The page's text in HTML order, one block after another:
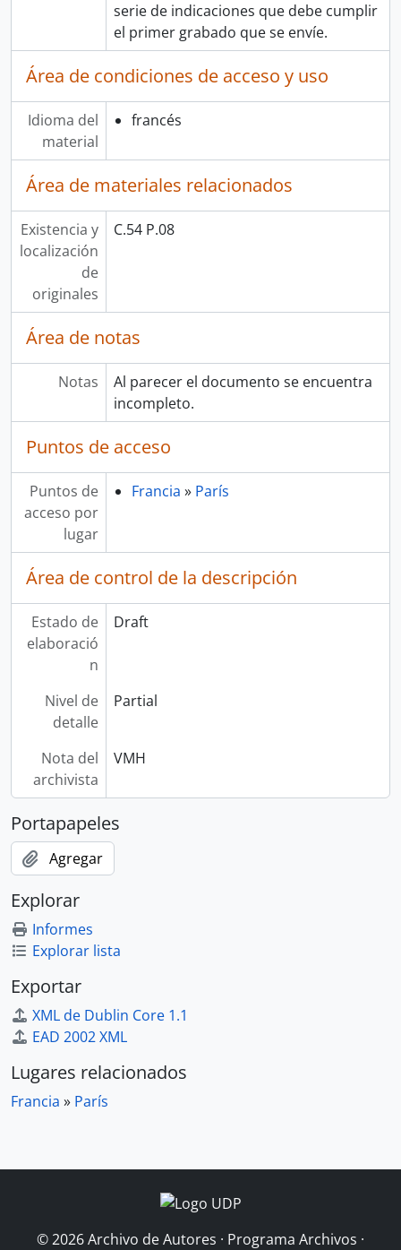
serie de indicaciones que debe cumplir
el primer grabado que se envíe.
Área de condiciones de acceso y uso
Idioma del
material
francés
Área de materiales relacionados
Existencia y
localización
de
originales
C.54 P.08
Área de notas
Notas
Al parecer el documento se encuentra
incompleto.
Puntos de acceso
Puntos de
acceso por
lugar
Francia » París
Área de control de la descripción
Estado de
elaboració
n
Draft
Nivel de
detalle
Partial
Nota del
archivista
VMH
Portapapeles
Agregar
Explorar
Informes
Explorar lista
Exportar
XML de Dublin Core 1.1
EAD 2002 XML
Lugares relacionados
Francia » París
© 2026 Archivo de Autores · Programa Archivos ·